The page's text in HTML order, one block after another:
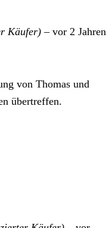
Käufer) – vor 2 Jahren
von Thomas und
übertreffen.